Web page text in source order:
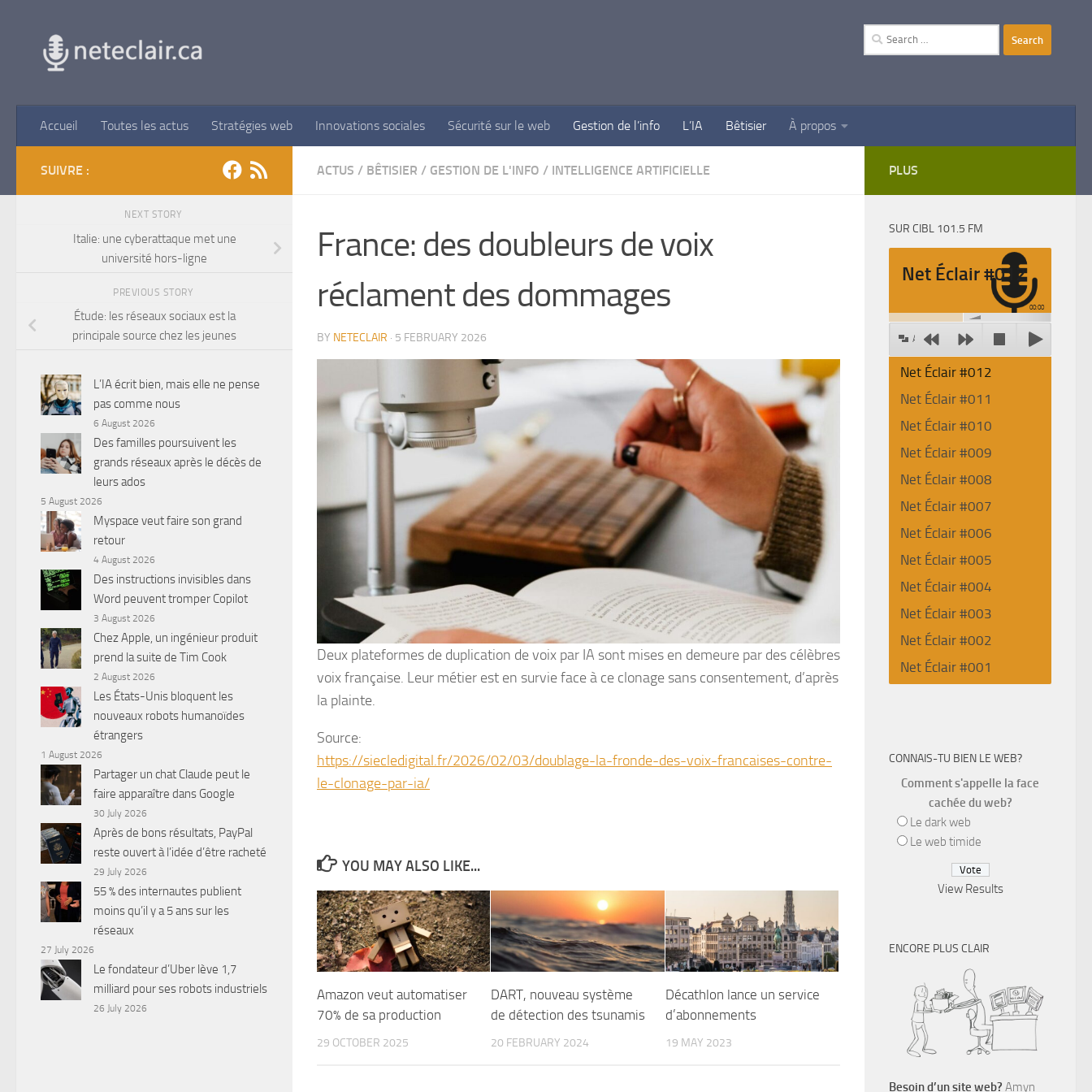
Search
for:
Accueil Toutes les actus Stratégies web Innovations sociales Sécurité sur le web Gestion de l’info L’IA Bêtisier À propos
ACTUS / BÊTISIER / GESTION DE L'INFO / INTELLIGENCE ARTIFICIELLE
France: des doubleurs de voix
réclament des dommages
BY NETECLAIR · 5 FEBRUARY 2026
Deux plateformes de duplication de voix par IA sont mises en demeure par des célèbres
voix française. Leur métier est en survie face à ce clonage sans consentement, d’après
la plainte.
Source:
https://siecledigital.fr/2026/02/03/doublage-la-fronde-des-voix-francaises-contre-
le-clonage-par-ia/
YOU MAY ALSO LIKE...
Amazon veut automatiser
70% de sa production
29 OCTOBER 2025
DART, nouveau système
de détection des tsunamis
20 FEBRUARY 2024
Décathlon lance un service
d’abonnements
19 MAY 2023
SUIVRE :
NEXT STORY
Italie: une cyberattaque met une
université hors-ligne
PREVIOUS STORY
Étude: les réseaux sociaux est la
principale source chez les jeunes
L’IA écrit bien, mais elle ne pense
pas comme nous
6 August 2026
Des familles poursuivent les
grands réseaux après le décès de
leurs ados
5 August 2026
Myspace veut faire son grand
retour
4 August 2026
Des instructions invisibles dans
Word peuvent tromper Copilot
3 August 2026
Chez Apple, un ingénieur produit
prend la suite de Tim Cook
2 August 2026
Les États-Unis bloquent les
nouveaux robots humanoïdes
étrangers
1 August 2026
Partager un chat Claude peut le
faire apparaître dans Google
30 July 2026
Après de bons résultats, PayPal
reste ouvert à l’idée d’être racheté
29 July 2026
55 % des internautes publient
moins qu’il y a 5 ans sur les
réseaux
27 July 2026
Le fondateur d’Uber lève 1,7
milliard pour ses robots industriels
26 July 2026
PLUS
SUR CIBL 101.5 FM
Net Éclair #012
00:00
Agrandir
Net Éclair #012
Net Éclair #011
Net Éclair #010
Net Éclair #009
Net Éclair #008
Net Éclair #007
Net Éclair #006
Net Éclair #005
Net Éclair #004
Net Éclair #003
Net Éclair #002
Net Éclair #001
CONNAIS-TU BIEN LE WEB?
Comment s'appelle la face
cachée du web?
Le dark web
Le web timide
View Results
ENCORE PLUS CLAIR
Besoin d’un site web? Amyn